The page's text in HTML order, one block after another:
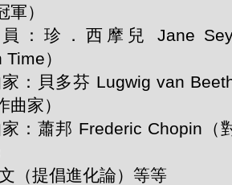
）
：珍．西摩兒 Jane
）
：貝多芬 Lugwig van
家）
：蕭邦 Frederic Chopin（
（提倡進化論）等等